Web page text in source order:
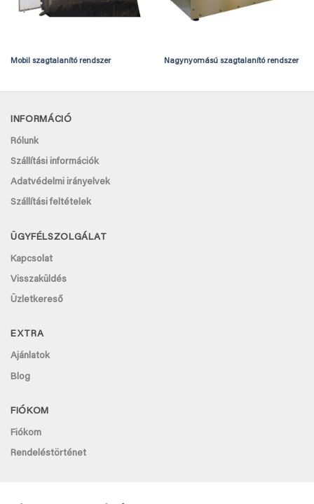
Mobil szagtalanító rendszer Nagynyomású szagtalanító rendszer
INFORMÁCIÓ
Rólunk
Szállítási információk
Adatvédelmi irányelvek
Szállítási feltételek
ÜGYFÉLSZOLGÁLAT
Kapcsolat
Visszaküldés
Üzletkereső
EXTRA
Ajánlatok
Blog
FIÓKOM
Fiókom
Rendeléstörténet